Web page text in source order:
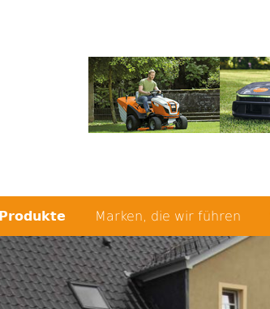
Produkte Marken, die wir führen